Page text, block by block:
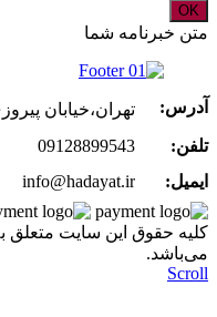
OK
متن خبرنامه شما
آدرس:
تهران،خیابان
تلفن:
09128899543
ایمیل:
info@hadayat.ir
کليه حقوق اين سايت متعلق
می‌باشد.
Scroll